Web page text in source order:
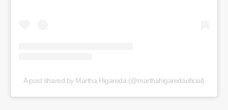
A post shared by Martha Higareda (@marthahigaredaoficial)